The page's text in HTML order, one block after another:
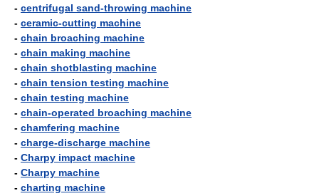
- centrifugal sand-throwing machine
- ceramic-cutting machine
- chain broaching machine
- chain making machine
- chain shotblasting machine
- chain tension testing machine
- chain testing machine
- chain-operated broaching machine
- chamfering machine
- charge-discharge machine
- Charpy impact machine
- Charpy machine
- charting machine